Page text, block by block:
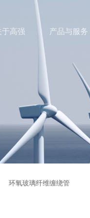
于高强 产品与服务
环氧玻璃纤维缠绕管